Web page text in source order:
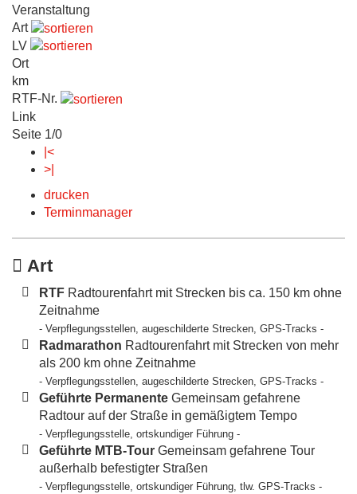
Veranstaltung
Art
LV
Ort
km
RTF-Nr.
Link
Seite 1/0
|<
>|
drucken
Terminmanager
Art
RTF Radtourenfahrt mit Strecken bis ca. 150 km ohne
Zeitnahme
- Verpflegungsstellen, augeschilderte Strecken, GPS-Tracks -
Radmarathon Radtourenfahrt mit Strecken von mehr
als 200 km ohne Zeitnahme
- Verpflegungsstellen, augeschilderte Strecken, GPS-Tracks -
Geführte Permanente Gemeinsam gefahrene
Radtour auf der Straße in gemäßigtem Tempo
- Verpflegungsstelle, ortskundiger Führung -
Geführte MTB-Tour Gemeinsam gefahrene Tour
außerhalb befestigter Straßen
- Verpflegungsstelle, ortskundiger Führung, tlw. GPS-Tracks -